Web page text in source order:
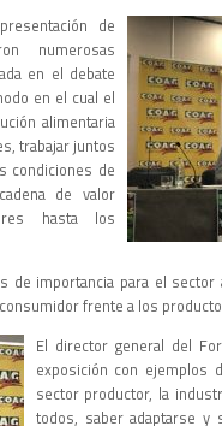
de
numerosas
en el debate
en el cual el
alimentaria
trabajar juntos
condiciones de
de valor
hasta los
de importancia para el sector
frente a los
El director general del
exposición con ejemplos
sector productor, la
todos, saber adaptarse y